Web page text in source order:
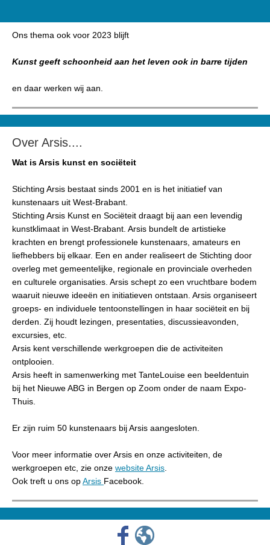
Ons thema ook voor 2023 blijft
Kunst geeft schoonheid aan het leven ook in barre tijden
en daar werken wij aan.
Over Arsis....
Wat is Arsis kunst en sociëteit
Stichting Arsis bestaat sinds 2001 en is het initiatief van
kunstenaars uit West-Brabant.
Stichting Arsis Kunst en Sociëteit draagt bij aan een levendig
kunstklimaat in West-Brabant. Arsis bundelt de artistieke
krachten en brengt professionele kunstenaars, amateurs en
liefhebbers bij elkaar. Een en ander realiseert de Stichting door
overleg met gemeentelijke, regionale en provinciale overheden
en culturele organisaties. Arsis schept zo een vruchtbare bodem
waaruit nieuwe ideeën en initiatieven ontstaan. Arsis organiseert
groeps- en individuele tentoonstellingen in haar sociëteit en bij
derden. Zij houdt lezingen, presentaties, discussieavonden,
excursies, etc.
Arsis kent verschillende werkgroepen die de activiteiten
ontplooien.
Arsis heeft in samenwerking met TanteLouise een beeldentuin
bij het Nieuwe ABG in Bergen op Zoom onder de naam Expo-
Thuis.
Er zijn ruim 50 kunstenaars bij Arsis aangesloten.
Voor meer informatie over Arsis en onze activiteiten, de
werkgroepen etc, zie onze website Arsis
Ook treft u ons opArsis Facebook.